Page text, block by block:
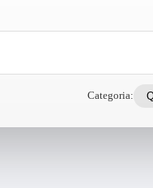
Categoria: